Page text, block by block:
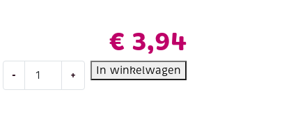
€ 3,94
-
gietmal
+ In winkelwagen